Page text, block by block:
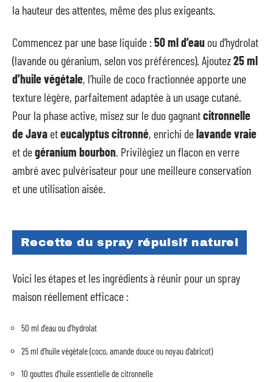
la hauteur des attentes, même des plus exigeants.
Commencez par une base liquide :50 ml d’eau ou d’hydrolat
(lavande ou géranium, selon vos préférences). Ajoutez25 ml
d’huile végétale, l’huile de coco fractionnée apporte une
texture légère, parfaitement adaptée à un usage cutané.
Pour la phase active, misez sur le duo gagnantcitronnelle
de Java eteucalyptus citronné, enrichi delavande vraie
et degéranium bourbon . Privilégiez un flacon en verre
ambré avec pulvérisateur pour une meilleure conservation
et une utilisation aisée.
Recette du spray répulsif naturel
Voici les étapes et les ingrédients à réunir pour un spray
maison réellement efficace :
50 ml d’eau ou d’hydrolat
25 ml d’huile végétale (coco, amande douce ou noyau d’abricot)
10 gouttes d’huile essentielle de citronnelle